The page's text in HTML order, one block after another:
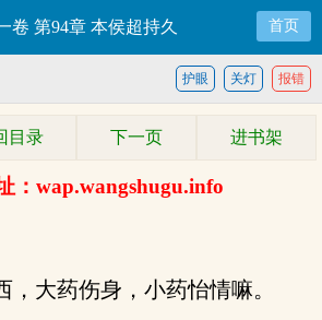
卷 第94章 本侯超持久 首页
报错
关灯
护眼
目录 下一页 进书架
：wap.wangshugu.info
大药伤身，小药怡情嘛。